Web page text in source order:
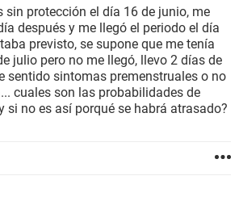
sin protección el día 16 de junio, me
después y me llegó el periodo el día
previsto, se supone que me tenía
julio pero no me llegó, llevo 2 días de
sentido sintomas premenstruales o no
cuales son las probabilidades de
si no es así porqué se habrá atrasado?